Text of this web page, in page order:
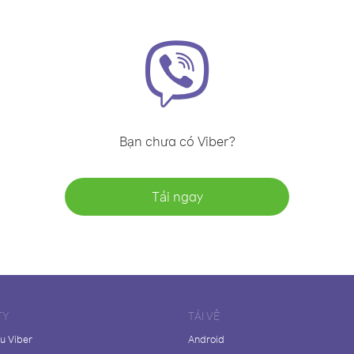
Bạn chưa có Viber?
Tải ngay
Viber
TẢI VỀ
Android